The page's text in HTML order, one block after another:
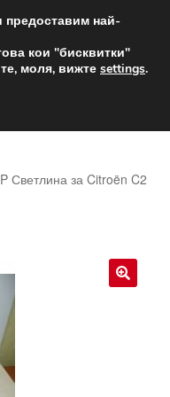
лв.
свят
P Светлина за Citroën C2
предоставим най-
кои "бисквитки"
моля, вижте settings.